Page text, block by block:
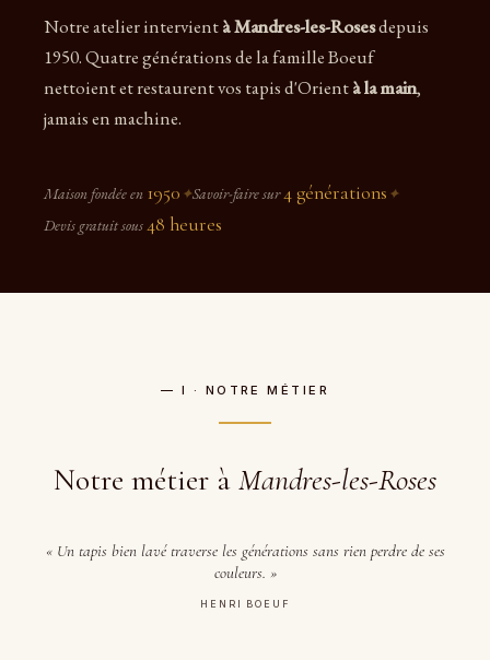
Notre atelier intervientà Mandres-les-Rosesdepuis
1950. Quatre générations de la famille Boeuf
nettoient et restaurent vos tapis d'Orientà la main,
jamais en machine.
Maison fondée en 1950 ✦Savoir-faire sur4 générations ✦
Devis gratuit sous48 heures
— I · NOTRE MÉTIER
Notre métier à Mandres-les-Roses
« Un tapis bien lavé traverse les générations sans rien perdre de ses
couleurs. »
HENRI BOEUF